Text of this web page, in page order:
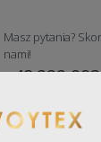
Masz pytania?
nami!
+48 222